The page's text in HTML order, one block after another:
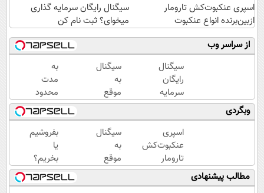
اسپری عنکبوت‌‌کش تارومار
ازبین‌برنده انواع عنکبوت
سیگنال رایگان سرمایه گذاری
میخوای؟ ثبت نام کن
از سراسر وب
سیگنال
رایگان
سرمایه
گذاری
میخوای؟
ثبت نام
کن
سیگنال
به
موقع
سرمایه
گذاری
(رایگان
به
مدت
محدود)
به
مدت
محدود
سیگنال
رایگان
سرمایه
گذاری
بگیر
وبگردی
اسپری
عنکبوت‌‌کش
تارومار
ازبین‌برنده
انواع
سیگنال
به
موقع
سرمایه
گذاری
بفروشیم
یا
بخریم؟
سیگنال
تخصصی
مطالب پیشنهادی